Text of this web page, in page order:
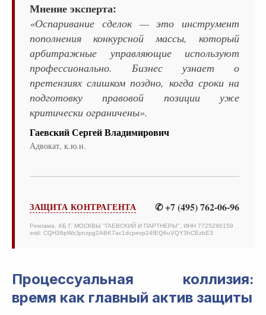
Мнение эксперта:
«Оспаривание сделок — это инструмент
пополнения конкурсной массы, который
арбитражные управляющие используют
профессионально. Бизнес узнает о
претензиях слишком поздно, когда сроки на
подготовку правовой позиции уже
критически ограничены».
Гаевский Сергей Владимирович
Адвокат, к.ю.н.
ЗАЩИТА КОНТРАГЕНТА ✆ +7 (495) 762-06-96
Реклама. АБ Г. МОСКВЫ "ГАЕВСКИЙ И ПАРТНЕРЫ", ИНН 7725286159
erid: CQH36pWzJpnzpg2ABK7ac1dcpevp24fEQ6uVQY3hCEzbE3
Процессуальная коллизия:
время как главный актив защиты